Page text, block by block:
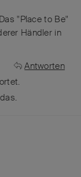
"Place to Be"
Händler in
Antworten
.